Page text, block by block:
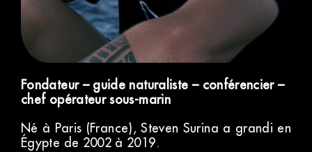
Fondateur – guide naturaliste – conférencier –
chef opérateur sous-marin
Né à Paris (France), Steven Surina a grandi en
Égypte de 2002 à 2019.